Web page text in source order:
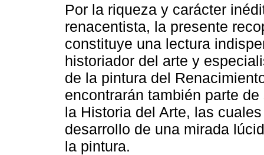
Por la riqueza y carácter
renacentista, la presente
constituye una lectura
historiador del arte y
de la pintura del
encontrarán también parte
la Historia del Arte, las
desarrollo de una mirada
la pintura.